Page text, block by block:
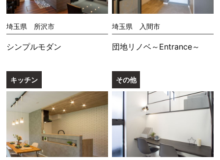
埼玉県 所沢市
シンプルモダン
埼玉県 入間市
団地リノベ～Entrance～
キッチン その他